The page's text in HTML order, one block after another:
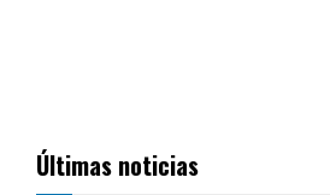
Últimas noticias